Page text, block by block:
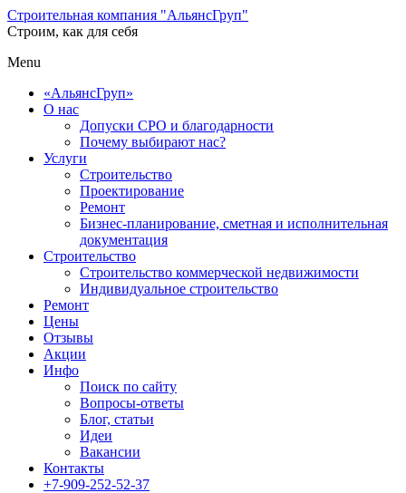
Строительная компания "АльянсГруп"
Строим, как для себя
Menu
«АльянсГруп»
О нас
Допуски СРО и благодарности
Почему выбирают нас?
Услуги
Строительство
Проектирование
Ремонт
Бизнес-планирование, сметная и исполнительная
документация
Строительство
Строительство коммерческой недвижимости
Индивидуальное строительство
Ремонт
Цены
Отзывы
Акции
Инфо
Поиск по сайту
Вопросы-ответы
Блог, статьи
Идеи
Вакансии
Контакты
+7-909-252-52-37